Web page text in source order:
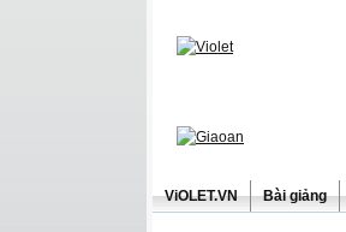
ViOLET.VN Bài giảng